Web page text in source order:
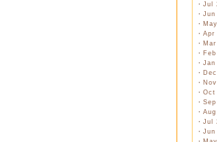
・ Jul
・ Jun
・
・ Apr
・
・
・ Jan
・
・
・ Oct
・
・
・ Jul
・ Jun